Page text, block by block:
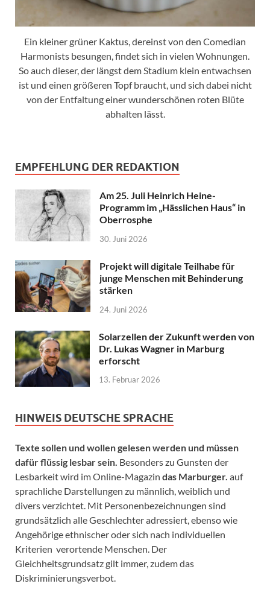
Ein kleiner grüner Kaktus, dereinst von den Comedian
Harmonists besungen, findet sich in vielen Wohnungen.
So auch dieser, der längst dem Stadium klein entwachsen
ist und einen größeren Topf braucht, und sich dabei nicht
von der Entfaltung einer wunderschönen roten Blüte
abhalten lässt.
EMPFEHLUNG DER REDAKTION
Am 25. Juli Heinrich Heine-
Programm im „Hässlichen Haus“ in
Oberrosphe
30. Juni 2026
Projekt will digitale Teilhabe für
junge Menschen mit Behinderung
stärken
24. Juni 2026
Solarzellen der Zukunft werden von
Dr. Lukas Wagner in Marburg
erforscht
13. Februar 2026
HINWEIS DEUTSCHE SPRACHE
Texte sollen und wollen gelesen werden und müssen
dafür flüssig lesbar sein. Besonders zu Gunsten der
Lesbarkeit wird im Online-Magazin das Marburger. auf
sprachliche Darstellungen zu männlich, weiblich und
divers verzichtet. Mit Personenbezeichnungen sind
grundsätzlich alle Geschlechter adressiert, ebenso wie
Angehörige ethnischer oder sich nach individuellen
Kriterien verortende Menschen. Der
Gleichheitsgrundsatz gilt immer, zudem das
Diskriminierungsverbot.